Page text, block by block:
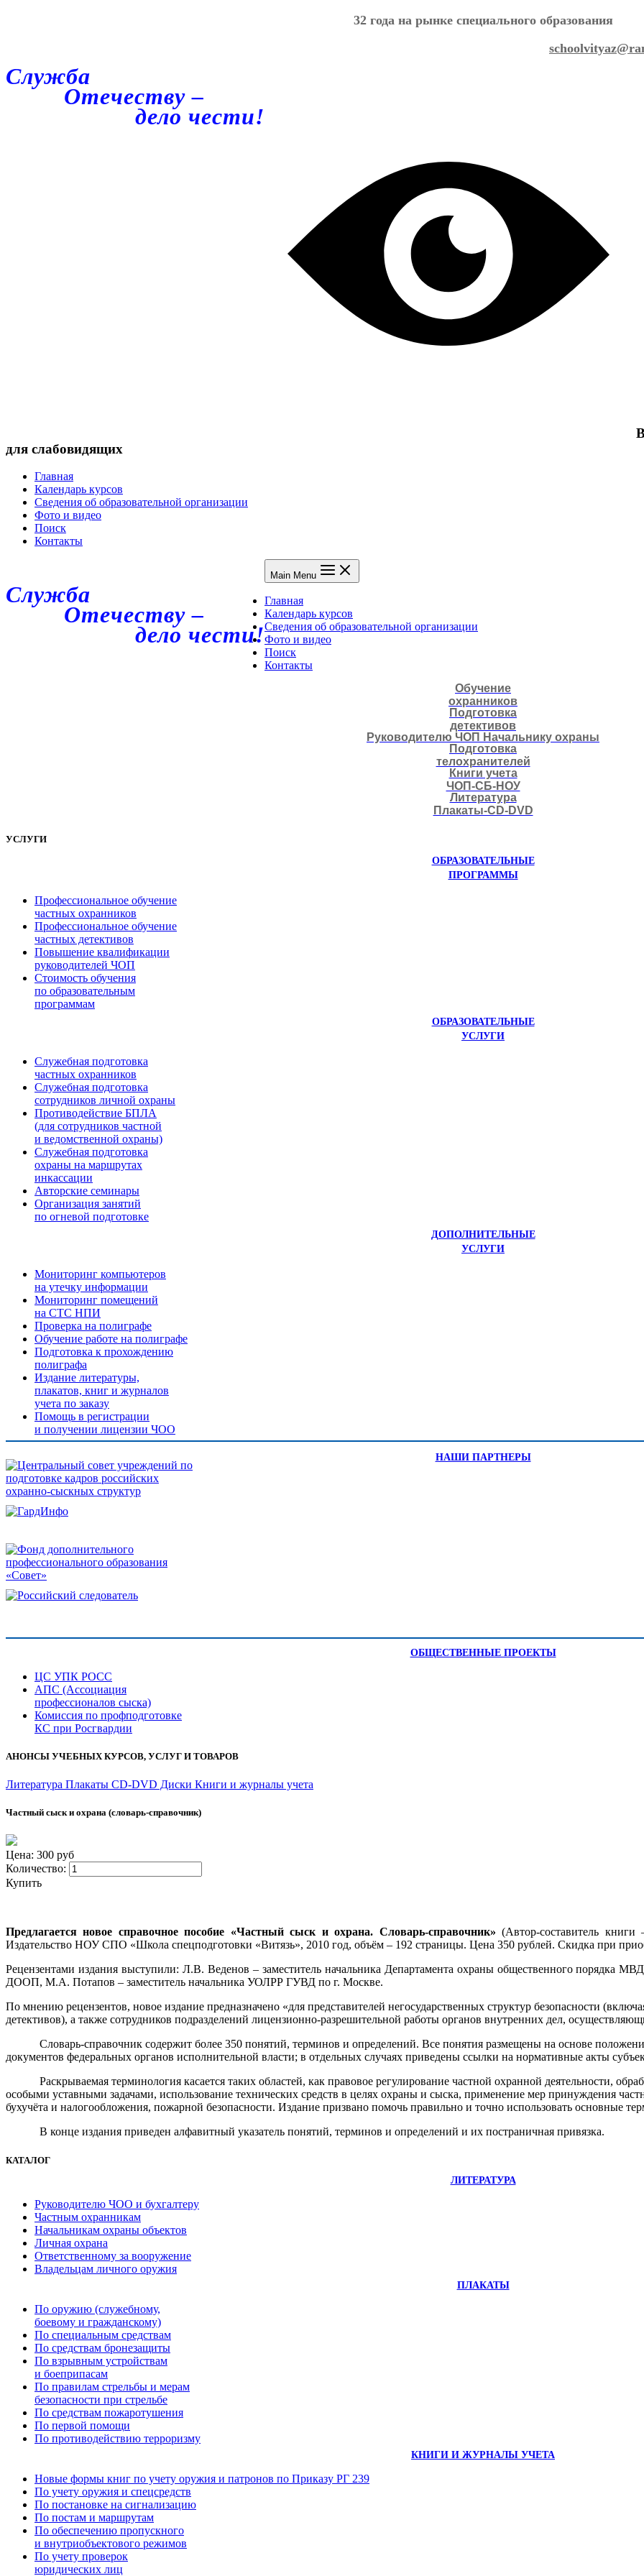
32 года на рынке специального образования
Служба
Отечеству –
дело чести!
для слабовидящих
Главная
Календарь курсов
Сведения об образовательной организации
Фото и видео
Поиск
Контакты
Служба
Отечеству –
дело чести!
Main Menu
Главная
Календарь курсов
Сведения об образовательной организации
Фото и видео
Поиск
Контакты
Обучение
охранников
Подготовка
детективов
Руководителю ЧОП Начальнику охраны
Подготовка
телохранителей
Книги учета
ЧОП-СБ-НОУ
Литература
Плакаты-CD-DVD
УСЛУГИ
ОБРАЗОВАТЕЛЬНЫЕ
ПРОГРАММЫ
Профессиональное обучение
частных охранников
Профессиональное обучение
частных детективов
Повышение квалификации
руководителей ЧОП
Стоимость обучения
по образовательным
программам
ОБРАЗОВАТЕЛЬНЫЕ
УСЛУГИ
Служебная подготовка
частных охранников
Служебная подготовка
сотрудников личной охраны
Противодействие БПЛА
(для сотрудников частной
и ведомственной охраны)
Служебная подготовка
охраны на маршрутах
инкассации
Авторские семинары
Организация занятий
по огневой подготовке
ДОПОЛНИТЕЛЬНЫЕ
УСЛУГИ
Мониторинг компьютеров
на утечку информации
Мониторинг помещений
на СТС НПИ
Проверка на полиграфе
Обучение работе на полиграфе
Подготовка к прохождению
полиграфа
Издание литературы,
плакатов, книг и журналов
учета по заказу
Помощь в регистрации
и получении лицензии ЧОО
НАШИ ПАРТНЕРЫ
ОБЩЕСТВЕННЫЕ ПРОЕКТЫ
ЦС УПК РОСС
АПС (Ассоциация
профессионалов сыска)
Комиссия по профподготовке
КС при Росгвардии
АНОНСЫ УЧЕБНЫХ КУРСОВ, УСЛУГ И ТОВАРОВ
Литература Плакаты CD-DVD Диски Книги и журналы учета
Частный сыск и охрана (словарь-справочник)
Цена: 300 руб
Количество:
Купить
Предлагается новое справочное пособие «Частный сыск и охрана. Словарь-справочник» (Автор-составитель
Издательство НОУ СПО «Школа спецподготовки «Витязь», 2010 год, объём – 192 страницы. Цена 350 рублей. Скидка при
Рецензентами издания выступили: Л.В. Веденов – заместитель начальника Департамента охраны общественного порядка
ДООП, М.А. Потапов – заместитель начальника УОЛРР ГУВД по г. Москве.
По мнению рецензентов, новое издание предназначено «для представителей негосударственных структур безопасности
детективов), а также сотрудников подразделений лицензионно-разрешительной работы органов внутренних дел,
Словарь-справочник содержит более 350 понятий, терминов и определений. Все понятия размещены на основе
документов федеральных органов исполнительной власти; в отдельных случаях приведены ссылки на нормативные акты
Раскрываемая терминология касается таких областей, как правовое регулирование частной охранной деятельности,
особыми уставными задачами, использование технических средств в целях охраны и сыска, применение мер принуждения
бухучёта и налогообложения, пожарной безопасности. Издание призвано помочь правильно и точно использовать основные
В конце издания приведен алфавитный указатель понятий, терминов и определений и их постраничная привязка.
КАТАЛОГ
ЛИТЕРАТУРА
Руководителю ЧОО и бухгалтеру
Частным охранникам
Начальникам охраны объектов
Личная охрана
Ответственному за вооружение
Владельцам личного оружия
ПЛАКАТЫ
По оружию (служебному,
боевому и гражданскому)
По специальным средствам
По средствам бронезащиты
По взрывным устройствам
и боеприпасам
По правилам стрельбы и мерам
безопасности при стрельбе
По средствам пожаротушения
По первой помощи
По противодействию терроризму
КНИГИ И ЖУРНАЛЫ УЧЕТА
Новые формы книг по учету оружия и патронов по Приказу РГ 239
По учету оружия и спецсредств
По постановке на сигнализацию
По постам и маршрутам
По обеспечению пропускного
и внутриобъектового режимов
По учету проверок
юридических лиц